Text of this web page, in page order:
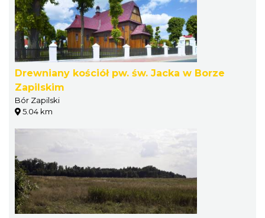
Drewniany kościół pw. św. Jacka w Borze
Zapilskim
Bór Zapilski
5.04 km